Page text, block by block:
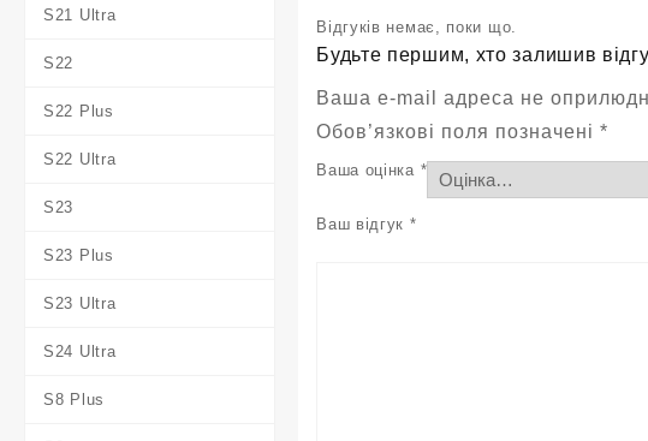
S21 Ultra
S22
S22 Plus
S22 Ultra
S23
S23 Plus
S23 Ultra
S24 Ultra
S8 Plus
Відгуків немає, поки що.
Будьте першим, хто залишив
Ваша e-mail адреса не
Обов’язкові поля позначені*
Ваша оцінка *
Ваш відгук *